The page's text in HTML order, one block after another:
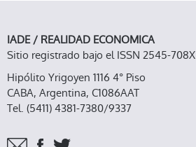
IADE / REALIDAD ECONOMICA
Sitio registrado bajo el ISSN 2545-708X
Hipólito Yrigoyen 1116 4° Piso
CABA, Argentina, C1086AAT
Tel. (5411) 4381-7380/9337